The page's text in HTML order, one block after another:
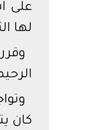
على
لها
كان